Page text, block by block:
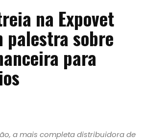
na Expovet
palestra sobre
para
a mais completa distribuidora de